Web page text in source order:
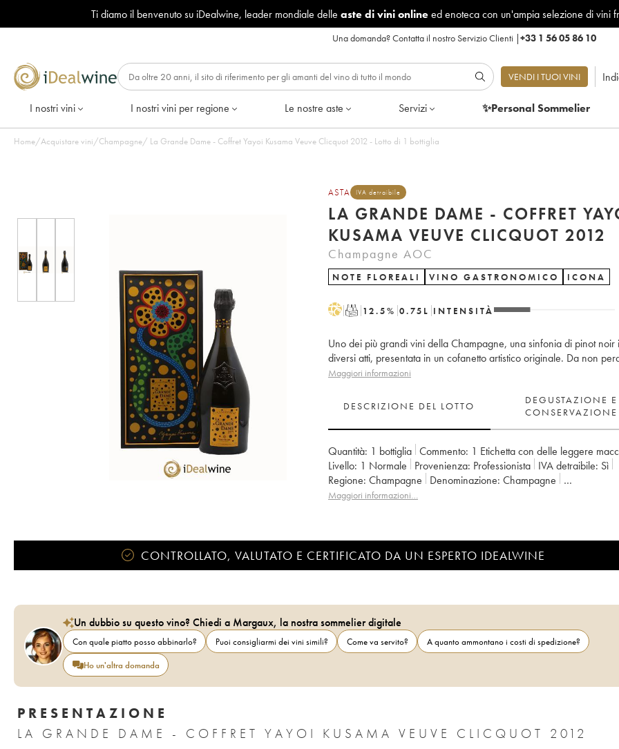
Ti diamo il benvenuto su iDealwine, leader mondiale delle aste di vini onlineed enoteca con un'ampia selezione di vini
Una domanda?Contatta il nostro Servizio Clienti |+33 1 56 05 86 10
VENDI I TUOI VINI
I nostri vini I nostri vini per regione Le nostre aste Servizi ✨Personal Sommelier
Home/Acquistare vini/Champagne/ La Grande Dame - Coffret Yayoi Kusama Veuve Clicquot 2012 - Lotto di 1 bottiglia
ASTA IVA detraibile
LA GRANDE DAME - COFFRET
KUSAMA VEUVE CLICQUOT 2012
Champagne AOC
NOTE FLOREALI VINO GASTRONOMICO ICONA
HT 12.5% 0.75 L INTENSITÀ
Uno dei più grandi vini della Champagne, una sinfonia di pinot noir
diversi atti, presentata in un cofanetto artistico originale. Da non
Maggiori informazioni
DESCRIZIONE DEL LOTTO
DEGUSTAZIONE E
CONSERVAZIONE
Quantità: 1 bottiglia Commento: 1 Etichetta con delle leggere
Livello: 1 Normale Provenienza: professionista IVA detraibile:
sì
Regione:
Champagne Denominazione:
Champagne
Proprietario:
Veuve Clicquot
Maggiori informazioni…
CONTROLLATO, VALUTATO E CERTIFICATO DA UN ESPERTO IDEALWINE
Un dubbio su questo vino? Chiedi a Margaux, la nostra sommelier digitale
Con quale piatto posso abbinarlo? Puoi consigliarmi dei vini simili? Come va servito?
A quanto ammontano i costi di spedizione?
Ho un'altra domanda
PRESENTAZIONE
LA GRANDE DAME - COFFRET YAYOI KUSAMA VEUVE CLICQUOT 2012